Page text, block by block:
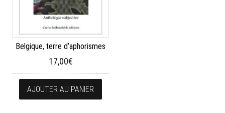
Belgique, terre d’aphorismes
17,00€
AJOUTER AU PANIER